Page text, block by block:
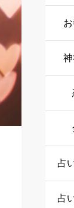
占
占